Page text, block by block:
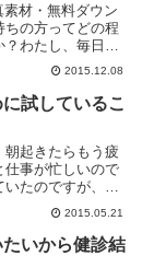
材・無料ダウン
ちの方ってどの程
わたし、毎日夕
でいまして。朝
方になると頭痛
まま寝込んでしま
...
2015.12.08
試しているこ
起きたらもう疲
仕事が忙しいので
いたのですが、忙
ってしまっては
に健康でいるため
だわり、UPの計測
...
2015.05.21
いから健診結